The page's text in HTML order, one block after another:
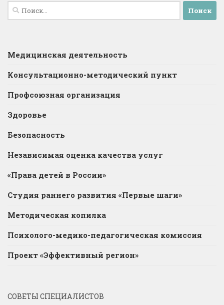
Найти:
Медицинская деятельность
Консультационно-методический пункт
Профсоюзная организация
Здоровье
Безопасность
Независимая оценка качества услуг
«Права детей в России»
Студия раннего развития «Первые шаги»
Методическая копилка
Психолого-медико-педагогическая комиссия
Проект «Эффективный регион»
СОВЕТЫ СПЕЦИАЛИСТОВ